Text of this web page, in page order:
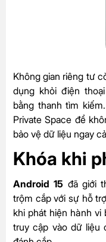
Không gian riêng tư
dụng khỏi điện
bằng thanh tìm
Private Space để
bảo vệ dữ liệu ngay
Khóa khi
Android 15 đã giới
trộm cắpvới sự hỗ
khi phát hiện hành
truy cập vào dữ liệu